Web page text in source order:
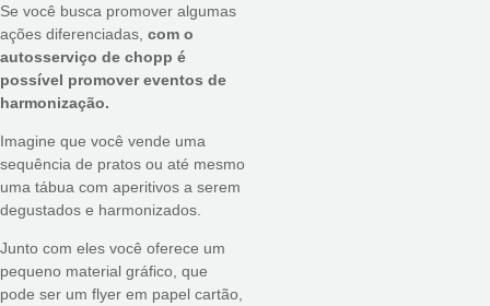
Se você busca promover algumas
ações diferenciadas, com o
autosserviço de chopp é
possível promover eventos de
harmonização.
Imagine que você vende uma
sequência de pratos ou até mesmo
uma tábua com aperitivos a serem
degustados e harmonizados.
Junto com eles você oferece um
pequeno material gráfico, que
pode ser um flyer em papel cartão,